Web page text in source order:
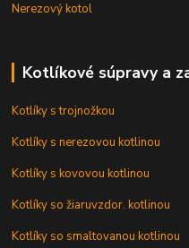
Nerezový kotol
Kotlíkové súpravy a
Kotlíky s trojnožkou
Kotlíky s nerezovou kotlinou
Kotlíky s kovovou kotlinou
Kotlíky so žiaruvzdor. kotlinou
Kotlíky so smaltovanou kotlinou